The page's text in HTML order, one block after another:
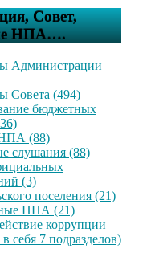
Совет,
НПА….
Администрации
Совета (494)
бюджетных
(88)
слушания (88)
(3)
поселения (21)
НПА (21)
коррупции
себя 7 подразделов)